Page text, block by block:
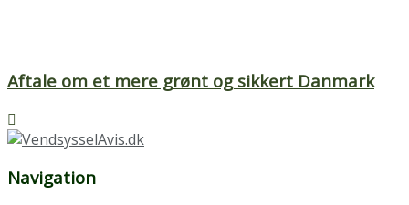
Aftale om et mere grønt og sikkert Danmark
Navigation